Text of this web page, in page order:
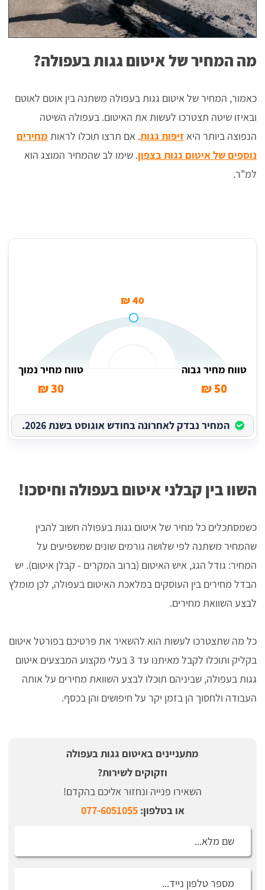
מה המחיר של איטום גגות בעפולה?
כאמור, המחיר של איטום גגות בעפולה משתנה בין אוטם לאוטם
ובאיזו שיטה תצטרכו לעשות את האיטום. בעפולה השיטה
הנפוצה ביותר היא זיפות גגות. אם תרצו תוכלו לראות מחירים
נוספים של איטום גגות בצפון. שימו לב שהמחיר המוצג הוא
למ"ר.
40 ₪
טווח מחיר גבוה
50 ₪
טווח מחיר נמוך
30 ₪
המחיר נבדק לאחרונה בחודש אוגוסט בשנת 2026.
השוו בין קבלני איטום בעפולה וחיסכו!
כשמסתכלים כל מחיר של איטום גגות בעפולה חשוב להבין
שהמחיר משתנה לפי שלושה גורמים שונים שמשפיעים על
המחיר: גודל הגג, איש האיטום (ברוב המקרים - קבלן איטום). יש
הבדל מחירים בין העוסקים במלאכת האיטום בעפולה, לכן מומלץ
לבצע השוואת מחירים.
כל מה שתצטרכו לעשות הוא להשאיר את פרטיכם בפורטל איטום
בקליק ותוכלו לקבל מאיתנו עד 3 בעלי מקצוע המבצעים איטום
גגות בעפולה, שביניהם תוכלו לבצע השוואת מחירים על אותה
העבודה ולחסוך הן בזמן יקר על חיפושים והן בכסף.
מתעניינים באיטום גגות בעפולה
וזקוקים לשירות?
השאירו פנייה ונחזור אליכם בהקדם!
או בטלפון:077-6051055